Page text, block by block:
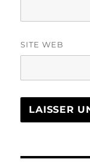
SITE WEB